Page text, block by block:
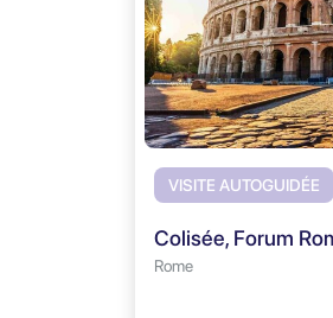
VISITE AUTOGUIDÉE
Rome